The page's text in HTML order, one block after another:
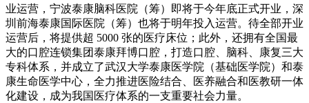
业运营，宁波泰康脑科医院（筹）即将于今年底正式开业，深
圳前海泰康国际医院（筹）也将于明年投入运营。待全部开业
运营后，将提供超 5000 张的医疗床位；此外，还拥有全国最
大的口腔连锁集团泰康拜博口腔，打造口腔、脑科、康复三大
专科体系，并成立了武汉大学泰康医学院（基础医学院）和泰
康生命医学中心，全力推进医险结合、医养融合和医教研一体
化建设，成为我国医疗体系的一支重要社会力量。